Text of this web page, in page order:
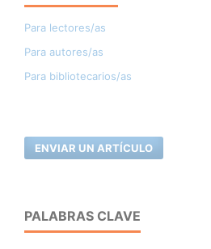
Para lectores/as
Para autores/as
Para bibliotecarios/as
ENVIAR UN ARTÍCULO
PALABRAS CLAVE